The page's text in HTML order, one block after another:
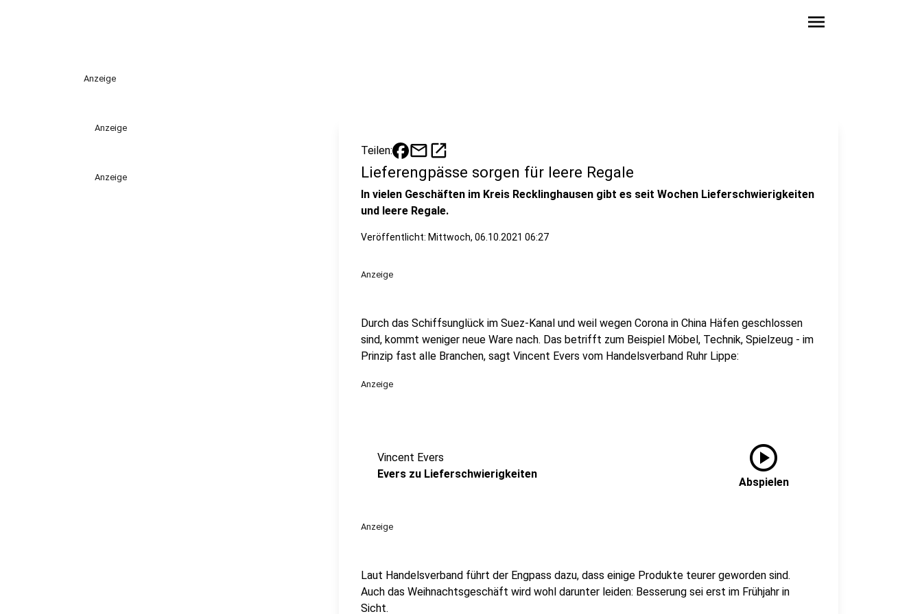
menu
Anzeige
Anzeige
Anzeige
Teilen: mailopen_in_new
Lieferengpässe sorgen für leere Regale
In vielen Geschäften im Kreis Recklinghausen gibt es seit Wochen Lieferschwierigkeiten
und leere Regale.
Veröffentlicht: Mittwoch, 06.10.2021 06:27
Anzeige
Durch das Schiffsunglück im Suez-Kanal und weil wegen Corona in China Häfen geschlossen
sind, kommt weniger neue Ware nach. Das betrifft zum Beispiel Möbel, Technik, Spielzeug - im
Prinzip fast alle Branchen, sagt Vincent Evers vom Handelsverband Ruhr Lippe:
Anzeige
Vincent Evers
Evers zu Lieferschwierigkeiten
play_circle
Abspielen
Anzeige
Laut Handelsverband führt der Engpass dazu, dass einige Produkte teurer geworden sind.
Auch das Weihnachtsgeschäft wird wohl darunter leiden: Besserung sei erst im Frühjahr in
Sicht.